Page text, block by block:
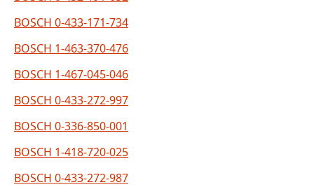
BOSCH 0-433-171-734
BOSCH 1-463-370-476
BOSCH 1-467-045-046
BOSCH 0-433-272-997
BOSCH 0-336-850-001
BOSCH 1-418-720-025
BOSCH 0-433-272-987